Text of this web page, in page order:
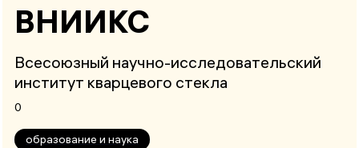
ВНИИКС
Всесоюзный научно-исследовательский
институт кварцевого стекла
0
образование и наука